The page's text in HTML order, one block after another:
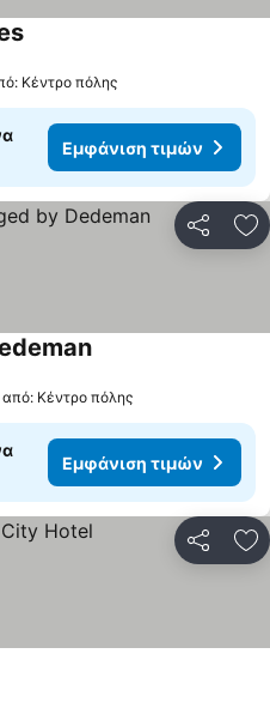
Κέντρο πόλης
Εμφάνιση τιμών
από: Κέντρο πόλης
Εμφάνιση τιμών